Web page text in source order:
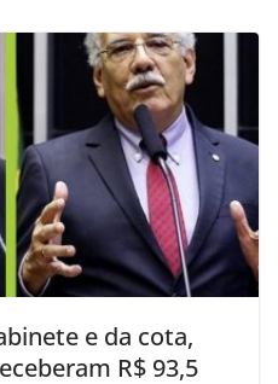
e da cota,
R$ 93,5